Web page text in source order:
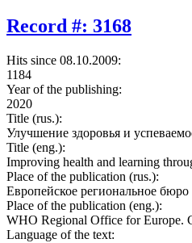
Record #: 3168
Hits since 08.10.2009:
1184
Year of the publishing:
2020
Title (rus.):
Улучшение здоровья и
Title (eng.):
Improving health and learning
Place of the publication (rus.):
Европейское региональное
Place of the publication (eng.):
WHO Regional Office for Europe.
Language of the text: